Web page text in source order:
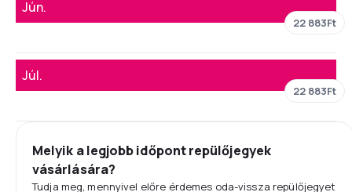
Jún.
22 883Ft
Júl.
22 883Ft
Melyik a legjobb időpont repülőjegyek
vásárlására?
Tudja meg, mennyivel előre érdemes oda-vissza repülőjegyet